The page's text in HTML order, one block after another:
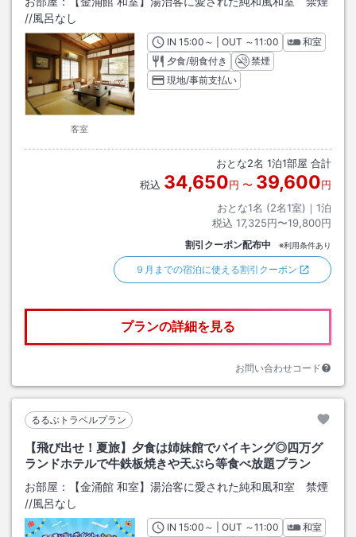
//風呂なし
客室
INチェックイン
15:00 ～ | OUT チェックアウト
～11:00
和室
夕食/朝食付き
禁煙
現地/事前支払い
おとな2名 1泊1部屋 合計
税込 34,650円 〜 39,600円
おとな1名 (2名1室)｜ 1泊
税込 17,325円〜19,800円
割引クーポン配布中 ※利用条件あり
９月までの宿泊に使える割引クーポン
プランの詳細を見る
お問い合わせコード
るるぶトラベルプラン
【飛び出せ！夏旅】夕食は姉妹館でバイキング◎四万グ
ランドホテルで牛鉄板焼きや天ぷら等食べ放題プラン
お部屋：
【金涌館 和室】湯治客に愛された純和風和室 禁煙
//風呂なし
INチェックイン
15:00 ～ | OUT チェックアウト
～11:00
和室